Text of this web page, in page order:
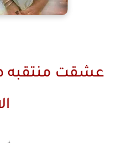
عشقت منتقبه